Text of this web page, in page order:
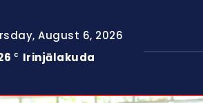
August 6, 2026
C Irinjālakuda